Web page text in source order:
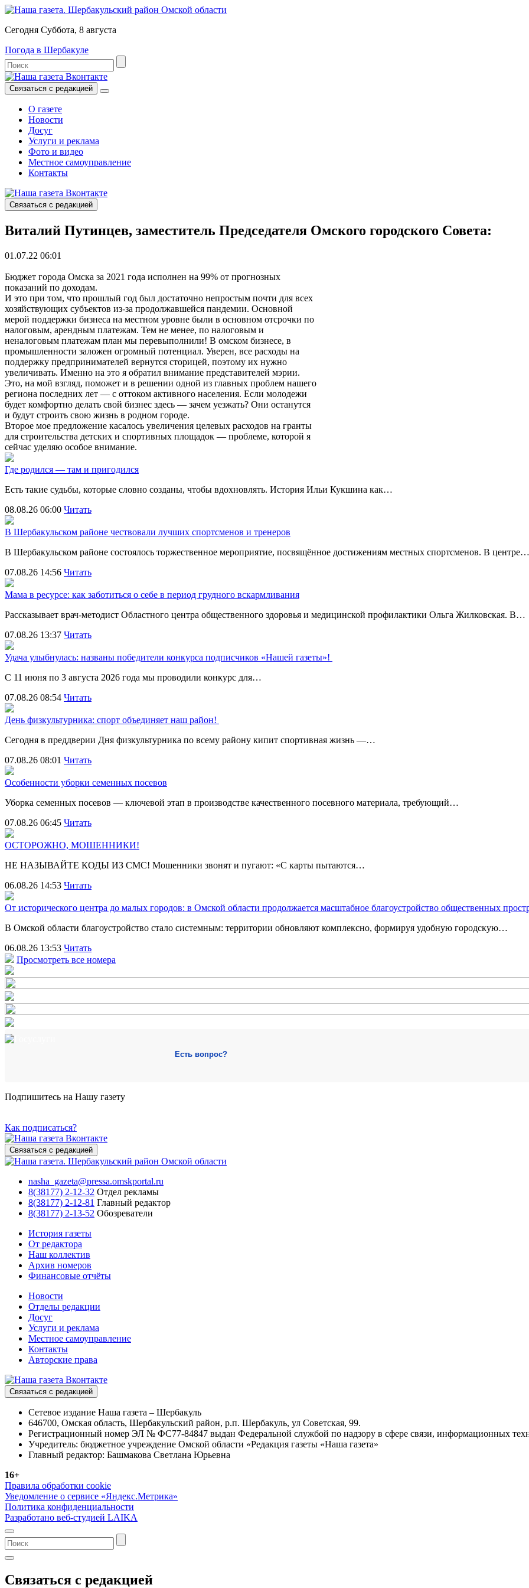
Сегодня Суббота, 8 августа
Погода в Шербакуле
Связаться с редакцией
О газете
Новости
Досуг
Услуги и реклама
Фото и видео
Местное самоуправление
Контакты
Связаться с редакцией
Виталий Путинцев, заместитель Председателя Омского городского Совета:
01.07.22 06:01
Бюджет города Омска за 2021 года исполнен на 99% от прогнозных
показаний по доходам.
И это при том, что прошлый год был достаточно непростым почти для всех
хозяйствующих субъектов из-за продолжавшейся пандемии. Основной
мерой поддержки бизнеса на местном уровне были в основном отсрочки по
налоговым, арендным платежам. Тем не менее, по налоговым и
неналоговым платежам план мы перевыполнили! В омском бизнесе, в
промышленности заложен огромный потенциал. Уверен, все расходы на
поддержку предпринимателей вернутся сторицей, поэтому их нужно
увеличивать. Именно на это я обратил внимание представителей мэрии.
Это, на мой взгляд, поможет и в решении одной из главных проблем нашего
региона последних лет — с оттоком активного населения. Если молодежи
будет комфортно делать свой бизнес здесь — зачем уезжать? Они останутся
и будут строить свою жизнь в родном городе.
Второе мое предложение касалось увеличения целевых расходов на гранты
для строительства детских и спортивных площадок — проблеме, которой я
сейчас уделяю особое внимание.
Где родился — там и пригодился
Есть такие судьбы, которые словно созданы, чтобы вдохновлять. История Ильи Кукшина как…
08.08.26 06:00 Читать
В Шербакульском районе чествовали лучших спортсменов и тренеров
В Шербакульском районе состоялось торжественное мероприятие, посвящённое достижениям местных спортсменов. В центре…
07.08.26 14:56 Читать
Мама в ресурсе: как заботиться о себе в период грудного вскармливания
Рассказывает врач-методист Областного центра общественного здоровья и медицинской профилактики Ольга Жилковская. В…
07.08.26 13:37 Читать
Удача улыбнулась: названы победители конкурса подписчиков «Нашей газеты»!
С 11 июня по 3 августа 2026 года мы проводили конкурс для…
07.08.26 08:54 Читать
День физкультурника: спорт объединяет наш район!
Сегодня в преддверии Дня физкультурника по всему району кипит спортивная жизнь —…
07.08.26 08:01 Читать
Особенности уборки семенных посевов
Уборка семенных посевов — ключевой этап в производстве качественного посевного материала, требующий…
07.08.26 06:45 Читать
ОСТОРОЖНО, МОШЕННИКИ!
НЕ НАЗЫВАЙТЕ КОДЫ ИЗ СМС! Мошенники звонят и пугают: «С карты пытаются…
06.08.26 14:53 Читать
От исторического центра до малых городов: в Омской области продолжается масштабное благоустройство общественных
В Омской области благоустройство стало системным: территории обновляют комплексно, формируя удобную городскую…
06.08.26 13:53 Читать
Просмотреть все номера
Есть вопрос?
Подпишитесь на Нашу газету
Как подписаться?
Связаться с редакцией
nasha_gazeta@pressa.omskportal.ru
8(38177) 2-12-32 Отдел рекламы
8(38177) 2-12-81 Главный редактор
8(38177) 2-13-52 Обозреватели
История газеты
От редактора
Наш коллектив
Архив номеров
Финансовые отчёты
Новости
Отделы редакции
Досуг
Услуги и реклама
Местное самоуправление
Контакты
Авторские права
Связаться с редакцией
Сетевое издание Наша газета – Шербакуль
646700, Омская область, Шербакульский район, р.п. Шербакуль, ул Советская, 99.
Регистрационный номер ЭЛ № ФС77-84847 выдан Федеральной службой по надзору в сфере связи, информационных
Учредитель: бюджетное учреждение Омской области «Редакция газеты «Наша газета»
Главный редактор: Башмакова Светлана Юрьевна
16+
Правила обработки cookie
Уведомление о сервисе «Яндекс.Метрика»
Политика конфиденциальности
Разработано веб-студией LAIKA
Связаться с редакцией